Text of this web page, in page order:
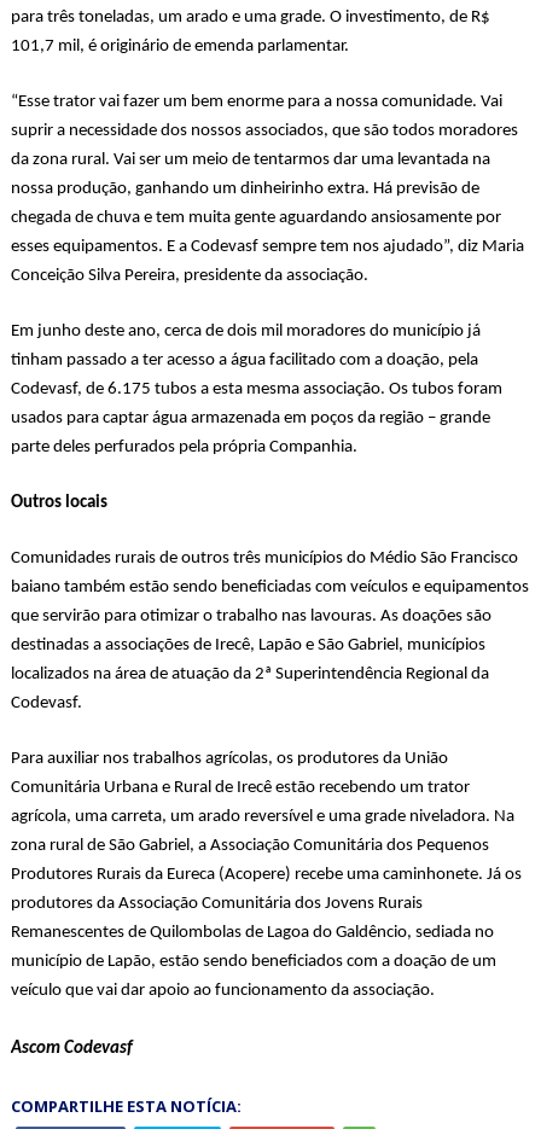
para três toneladas, um arado e uma grade. O investimento, de R$
101,7 mil, é originário de emenda parlamentar.
“Esse trator vai fazer um bem enorme para a nossa comunidade. Vai
suprir a necessidade dos nossos associados, que são todos moradores
da zona rural. Vai ser um meio de tentarmos dar uma levantada na
nossa produção, ganhando um dinheirinho extra. Há previsão de
chegada de chuva e tem muita gente aguardando ansiosamente por
esses equipamentos. E a Codevasf sempre tem nos ajudado”, diz Maria
Conceição Silva Pereira, presidente da associação.
Em junho deste ano, cerca de dois mil moradores do município já
tinham passado a ter acesso a água facilitado com a doação, pela
Codevasf, de 6.175 tubos a esta mesma associação. Os tubos foram
usados para captar água armazenada em poços da região – grande
parte deles perfurados pela própria Companhia.
Outros locais
Comunidades rurais de outros três municípios do Médio São Francisco
baiano também estão sendo beneficiadas com veículos e equipamentos
que servirão para otimizar o trabalho nas lavouras. As doações são
destinadas a associações de Irecê, Lapão e São Gabriel, municípios
localizados na área de atuação da 2ª Superintendência Regional da
Codevasf.
Para auxiliar nos trabalhos agrícolas, os produtores da União
Comunitária Urbana e Rural de Irecê estão recebendo um trator
agrícola, uma carreta, um arado reversível e uma grade niveladora. Na
zona rural de São Gabriel, a Associação Comunitária dos Pequenos
Produtores Rurais da Eureca (Acopere) recebe uma caminhonete. Já os
produtores da Associação Comunitária dos Jovens Rurais
Remanescentes de Quilombolas de Lagoa do Galdêncio, sediada no
município de Lapão, estão sendo beneficiados com a doação de um
veículo que vai dar apoio ao funcionamento da associação.
Ascom Codevasf
COMPARTILHE ESTA NOTÍCIA: